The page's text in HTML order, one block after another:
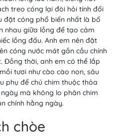
treo cóng lại đòi hỏi tính đối
đặt cóng phổ biến nhất là bố
nhau giữa lồng để tạo cảm
lồng đấu. Anh em nên đặt
cóng nước mát gần cầu chính
Đồng thời, anh em có thể lắp
tươi như cào cào non, sâu
phụ để chú chim thuộc thỏa
mà không lo phân chim
chính hằng ngày.
chòe